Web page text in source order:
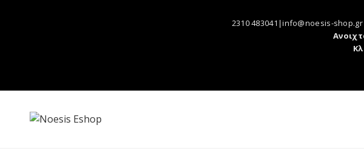
2310 483041|info@noesis-